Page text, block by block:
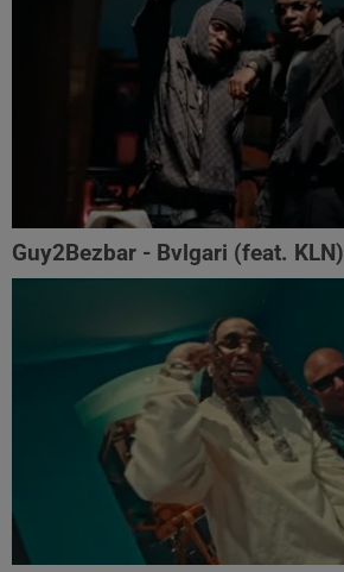
Guy2Bezbar - Bvlgari (feat. KLN)